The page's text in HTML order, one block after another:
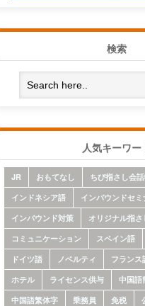
検索
人気キーワー
JR おもてなし ちび指さし会
インドネシア語
インバウンドセミ
インバウンド対策
オリジナル指
コミュニケーション
スペイン語
ドイツ語
ノベルティ フランス
ホテル
ライセンス供与
中国語
中国語繁体字
乗務員 免税